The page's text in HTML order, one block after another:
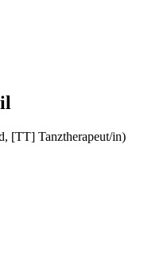
[TT] Tanztherapeut/in)